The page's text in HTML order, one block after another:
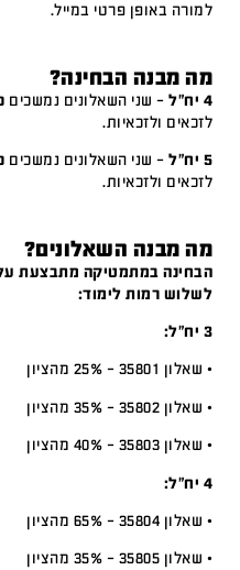
למורה באופן פרטי במייל.
מה מבנה הבחינה?
4 יח"ל – שני השאלונים נמשכים
לזכאים ולזכאיות.
5 יח"ל – שני השאלונים נמשכים
לזכאים ולזכאיות.
מה מבנה השאלונים?
הבחינה במתמטיקה מתבצעת
לשלוש רמות לימוד:
3 יח”ל:
• שאלון 35801 – 25% מהציון
• שאלון 35802 – 35% מהציון
• שאלון 35803 – 40% מהציון
4 יח”ל:
• שאלון 35804 – 65% מהציון
• שאלון 35805 – 35% מהציון